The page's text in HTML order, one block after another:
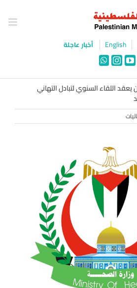
English أخبار عاجلة
YouTube
Instagram
WhatsApp
اللقاء السنوي لتبادل التهاني